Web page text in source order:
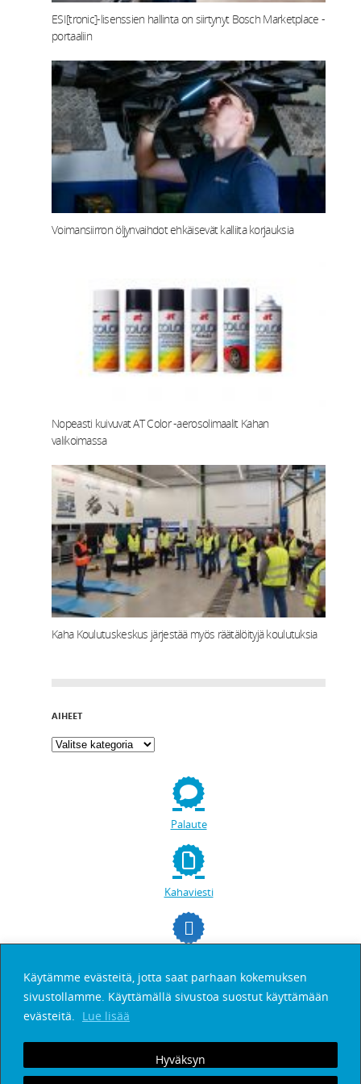
Käytämme evästeitä, jotta saat parhaan kokemuksen
sivustollamme. Käyttämällä sivustoa suostut käyttämään
evästeitä.
Lue lisää
Hyväksyn
ESI[tronic]-lisenssien hallinta on siirtynyt Bosch Marketplace -
portaaliin
Voimansiirron öljynvaihdot ehkäisevät kalliita korjauksia
Nopeasti kuivuvat AT Color -aerosolimaalit Kahan
valikoimassa
Kaha Koulutuskeskus järjestää myös räätälöityjä koulutuksia
AIHEET
Palaute
Kahaviesti
Tilaa Kahaviesti Palaute Henkilötietojen suoja